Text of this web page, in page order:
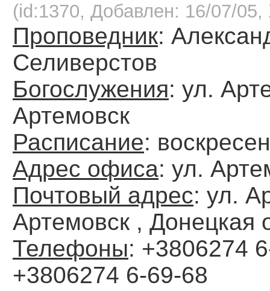
(id:1370, Добавлен: 16/07/05,
Проповедник:
Селиверстов
Богослужения: ул.
Артемовск
Расписание:
Адрес офиса: ул.
Почтовый адрес: ул.
Артемовск , Донецкая
Телефоны: +3806274
+3806274 6-69-68